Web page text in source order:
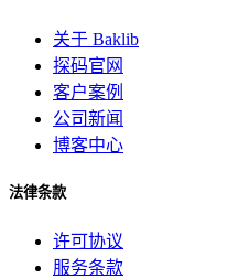
关于 Baklib
探码官网
客户案例
公司新闻
博客中心
法律条款
许可协议
服务条款